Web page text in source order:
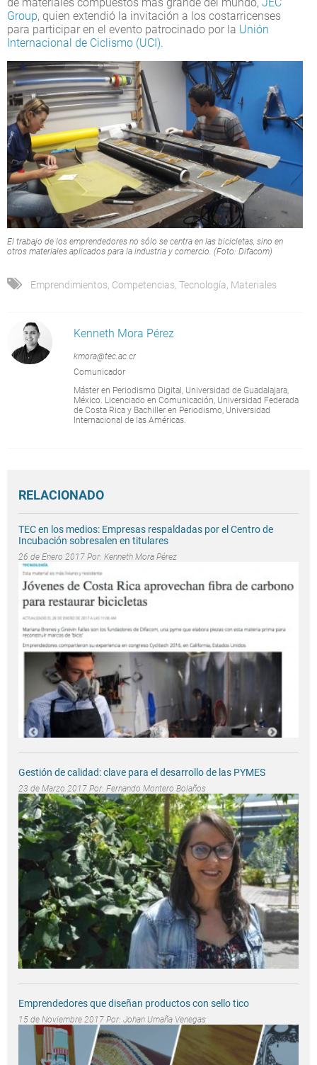
de materiales compuestos más grande del mundo, JEC
Group, quien extendió la invitación a los costarricenses
para participar en el evento patrocinado por la Unión
Internacional de Ciclismo (UCI).
El trabajo de los emprendedores no sólo se centra en las bicicletas, sino en
otros materiales aplicados para la industria y comercio. (Foto: Difacom)
Emprendimientos Competencias Tecnología Materiales
Kenneth Mora Pérez
kmora@tec.ac.cr
Comunicador
Máster en Periodismo Digital, Universidad de Guadalajara,
México. Licenciado en Comunicación, Universidad Federada
de Costa Rica y Bachiller en Periodismo, Universidad
Internacional de las Américas.
RELACIONADO
TEC en los medios: Empresas respaldadas por el Centro de
Incubación sobresalen en titulares
26 de Enero 2017 Por: Kenneth Mora Pérez
Gestión de calidad: clave para el desarrollo de las PYMES
23 de Marzo 2017 Por: Fernando Montero Bolaños
Emprendedores que diseñan productos con sello tico
15 de Noviembre 2017 Por: Johan Umaña Venegas